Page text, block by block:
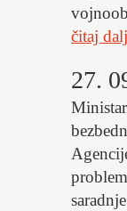
čitaj
27.